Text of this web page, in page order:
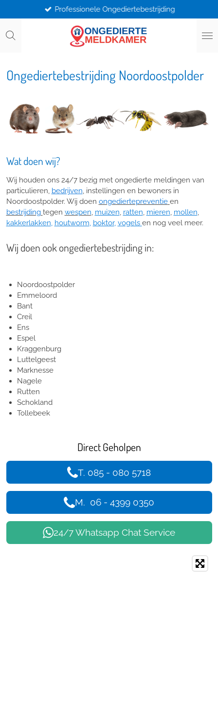
direct
naar
Professionele Ongediertebestrijding
Ongediertebestrijding Noordoostpolder
Wat doen wij?
Wij houden ons 24/7 bezig met ongedierte meldingen van
particulieren, bedrijven, instellingen en bewoners in
Noordoostpolder. Wij doen ongediertepreventie en
bestrijding tegen wespen, muizen, ratten, mieren, mollen,
kakkerlakken, houtworm, boktor, vogels en nog veel meer.
Wij doen ook ongediertebestrijding in:
Noordoostpolder
Emmeloord
Bant
Creil
Ens
Espel
Kraggenburg
Luttelgeest
Marknesse
Nagele
Rutten
Schokland
Tollebeek
Direct Geholpen
T. 085 - 080 5718
M. 06 - 4399 0350
24/7 Whatsapp Chat Service